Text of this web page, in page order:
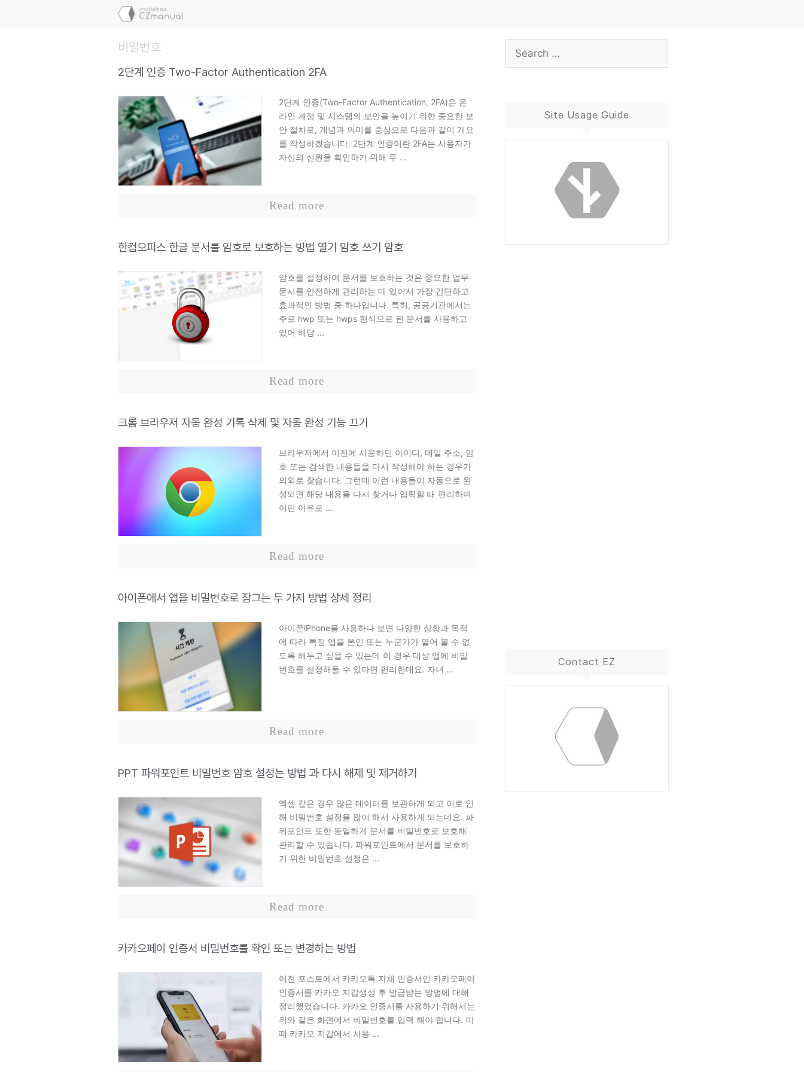
비밀번호
2단계 인증 Two-Factor Authentication 2FA
2단계 인증(Two-Factor Authentication, 2FA)은 온
라인 계정 및 시스템의 보안을 높이기 위한 중요한 보
안 절차로, 개념과 의미를 중심으로 다음과 같이 개요
를 작성하겠습니다. 2단계 인증이란 2FA는 사용자가
자신의 신원을 확인하기 위해 두 ...
Read more
한컴오피스 한글 문서를 암호로 보호하는 방법 열기 암호 쓰기 암호
암호를 설정하여 문서를 보호하는 것은 중요한 업무
문서를 안전하게 관리하는 데 있어서 가장 간단하고
효과적인 방법 중 하나입니다. 특히, 공공기관에서는
주로 hwp 또는 hwps 형식으로 된 문서를 사용하고
있어 해당 ...
Read more
크롬 브라우저 자동 완성 기록 삭제 및 자동 완성 기능 끄기
브라우저에서 이전에 사용하던 아이디, 메일 주소, 암
호 또는 검색한 내용들을 다시 작성해야 하는 경우가
의외로 잦습니다. 그런데 이런 내용들이 자동으로 완
성되면 해당 내용을 다시 찾거나 입력할 때 편리하며
이런 이유로 ...
Read more
아이폰에서 앱을 비밀번호로 잠그는 두 가지 방법 상세 정리
아이폰iPhone을 사용하다 보면 다양한 상황과 목적
에 따라 특정 앱을 본인 또는 누군가가 열어 볼 수 없
도록 해두고 싶을 수 있는데 이 경우 대상 앱에 비밀
번호를 설정해둘 수 있다면 편리한데요. 자녀 ...
Read more
PPT 파워포인트 비밀번호 암호 설정는 방법 과 다시 해제 및 제거하기
엑셀 같은 경우 많은 데이터를 보관하게 되고 이로 인
해 비밀번호 설정을 많이 해서 사용하게 되는데요. 파
워포인트 또한 동일하게 문서를 비밀번호로 보호해
관리할 수 있습니다. 파워포인트에서 문서를 보호하
기 위한 비밀번호 설정은 ...
Read more
카카오페이 인증서 비밀번호를 확인 또는 변경하는 방법
이전 포스트에서 카카오톡 자체 인증서인 카카오페이
인증서를 카카오 지갑생성 후 발급받는 방법에 대해
정리했었습니다. 카카오 인증서를 사용하기 위해서는
위와 같은 화면에서 비밀번호를 입력 해야 합니다. 이
때 카카오 지갑에서 사용 ...
for:
Site Usage Guide
Contact EZ